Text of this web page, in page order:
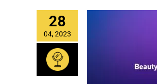
28
04, 2023